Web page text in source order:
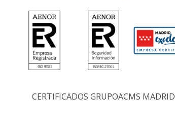
CERTIFICADOS GRUPOACMS MADRID